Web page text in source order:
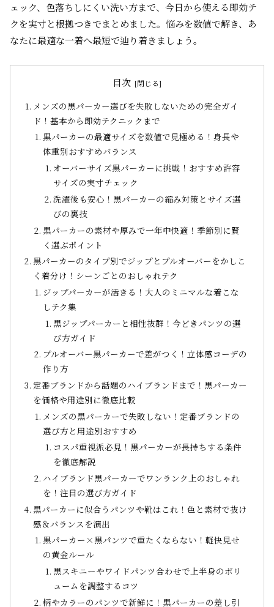
ェック、色落ちしにくい洗い方まで、今日から使える即効テ
クを実寸と根拠つきでまとめました。悩みを数値で解き、あ
なたに最適な一着へ最短で辿り着きましょう。
目次
メンズの黒パーカー選びを失敗しないための完全ガイ
ド！基本から即効テクニックまで
黒パーカーの最適サイズを数値で見極める！身長や
体重別おすすめバランス
オーバーサイズ黒パーカーに挑戦！おすすめ許容
サイズの実寸チェック
洗濯後も安心！黒パーカーの縮み対策とサイズ選
びの裏技
黒パーカーの素材や厚みで一年中快適！季節別に賢
く選ぶポイント
黒パーカーのタイプ別でジップとプルオーバーをかしこ
く着分け！シーンごとのおしゃれテク
ジップパーカーが活きる！大人のミニマルな着こな
しテク集
黒ジップパーカーと相性抜群！今どきパンツの選
び方ガイド
プルオーバー黒パーカーで差がつく！立体感コーデの
作り方
定番ブランドから話題のハイブランドまで！黒パーカー
を価格や用途別に徹底比較
メンズの黒パーカーで失敗しない！定番ブランドの
選び方と用途別おすすめ
コスパ重視派必見！黒パーカーが長持ちする条件
を徹底解説
ハイブランド黒パーカーでワンランク上のおしゃれ
を！注目の選び方ガイド
黒パーカーに似合うパンツや靴はこれ！色と素材で抜け
感＆バランスを演出
黒パーカー×黒パンツで重たくならない！軽快見せ
の黄金ルール
黒スキニーやワイドパンツ合わせで上半身のボリ
ュームを調整するコツ
柄やカラーのパンツで新鮮に！黒パーカーの差し引